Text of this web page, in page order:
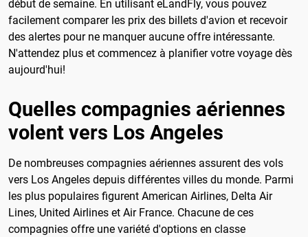
début de semaine. En utilisant eLandFly, vous pouvez
facilement comparer les prix des billets d'avion et recevoir
des alertes pour ne manquer aucune offre intéressante.
N'attendez plus et commencez à planifier votre voyage dès
aujourd'hui!
Quelles compagnies aériennes
volent vers Los Angeles
De nombreuses compagnies aériennes assurent des vols
vers Los Angeles depuis différentes villes du monde. Parmi
les plus populaires figurent American Airlines, Delta Air
Lines, United Airlines et Air France. Chacune de ces
compagnies offre une variété d'options en classe